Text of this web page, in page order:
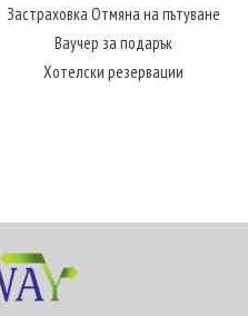
Застраховка Отмяна на пътуване
Ваучер за подарък
Хотелски резервации